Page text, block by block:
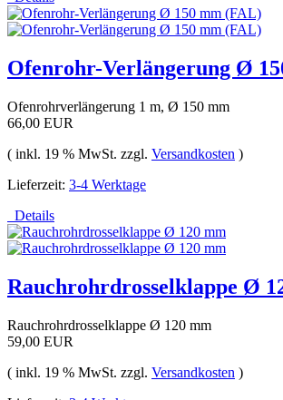
Ofenrohr-Verlängerung Ø
Ofenrohrverlängerung 1 m, Ø 150 mm
66,00 EUR
( inkl. 19 % MwSt. zzgl. Versandkosten )
Lieferzeit: 3-4 Werktage
Details
Rauchrohrdrosselklappe Ø
Rauchrohrdrosselklappe Ø 120 mm
59,00 EUR
( inkl. 19 % MwSt. zzgl. Versandkosten )